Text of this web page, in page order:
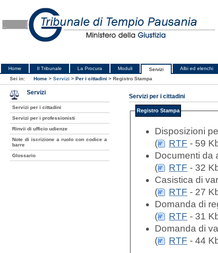
Home Il Tribunale La Procura Moduli Servizi
Albi ed elenchi
Sei in:
Home > Servizi > Per i cittadini > Registro Stampa
Servizi per i cittadini
Registro Stampa
Disposizioni
(
RTF - 59
Documenti da
(
RTF - 32
Casistica di
(
RTF - 27
Domanda di
(
RTF - 31
Domanda di
(
RTF - 44
Servizi
Servizi per i cittadini
Servizi per i professionisti
Rinvii di ufficio udienze
Note di iscrizione a ruolo con codice a
barre
Glossario